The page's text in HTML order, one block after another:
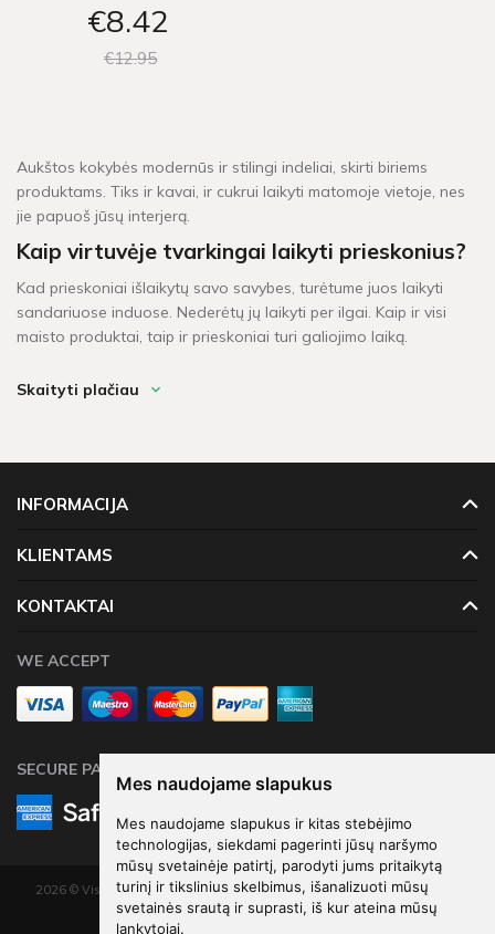
Mes naudojame slapukus
Mes naudojame slapukus ir kitas stebėjimo
technologijas, siekdami pagerinti jūsų naršymo
mūsų svetainėje patirtį, parodyti jums pritaikytą
turinį ir tikslinius skelbimus, išanalizuoti mūsų
svetainės srautą ir suprasti, iš kur ateina mūsų
lankytojai.
€8 42
€1295
Aukštos kokybės modernūs ir stilingi indeliai, skirti biriems
produktams. Tiks ir kavai, ir cukrui laikyti matomoje vietoje, nes
jie papuoš jūsų interjerą.
Kaip virtuvėje tvarkingai laikyti prieskonius?
Kad prieskoniai išlaikytų savo savybes, turėtume juos laikyti
sandariuose induose. Nederėtų jų laikyti per ilgai. Kaip ir visi
maisto produktai, taip ir prieskoniai turi galiojimo laiką.
šalia prekės yra užrašas
tuomet užsakymo pristatymas
d.d.,tai prekių teks palaukti iki dešimties darbo dienų.
Skaityti plačiau
INFORMACIJA
KLIENTAMS
KONTAKTAI
WE ACCEPT
SECURE PAYMENTS
2026 © Visos teisės saugomos. Kopijuoti, platinti svetainės turinį be autorių
sutikimo draudžiama.